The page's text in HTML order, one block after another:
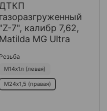
газоразгруженный
"Z-7", калибр 7,62,
Matilda MG Ultra
Резьба
М14х1л (левая)
М24х1,5 (правая)